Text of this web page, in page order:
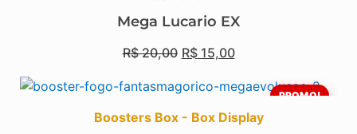
Mega Lucario EX
R$20,00 R$15,00
PROMO!
Boosters Box - Box Display